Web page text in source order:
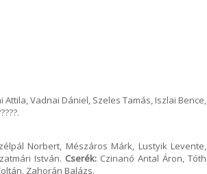
Vadnai Dániel, Szeles Tamás, Iszlai Bence,
Norbert, Mészáros Márk, Lustyik Levente,
István. Cserék: Czinanó Antal Áron, Tóth
Zahorán Balázs.